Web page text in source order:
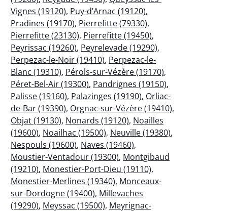
Vignes (19120), Puy-d’Arnac (19120),
Pradines (19170), Pierrefitte (79330),
Pierrefitte (23130), Pierrefitte (19450),
Peyrissac (19260), Peyrelevade (19290),
Perpezac-le-Noir (19410), Perpezac-le-
Blanc (19310), Pérols-sur-Vézère (19170),
Péret-Bel-Air (19300), Pandrignes (19150),
Palisse (19160), Palazinges (19190), Orliac-
de-Bar (19390), Orgnac-sur-Vézère (19410),
Objat (19130), Nonards (19120), Noailles
(19600), Noailhac (19500), Neuville (19380),
Nespouls (19600), Naves (19460),
Moustier-Ventadour (19300), Montgibaud
(19210), Monestier-Port-Dieu (19110),
Monestier-Merlines (19340), Monceaux-
sur-Dordogne (19400), Millevaches
(19290), Meyssac (19500), Meyrignac-